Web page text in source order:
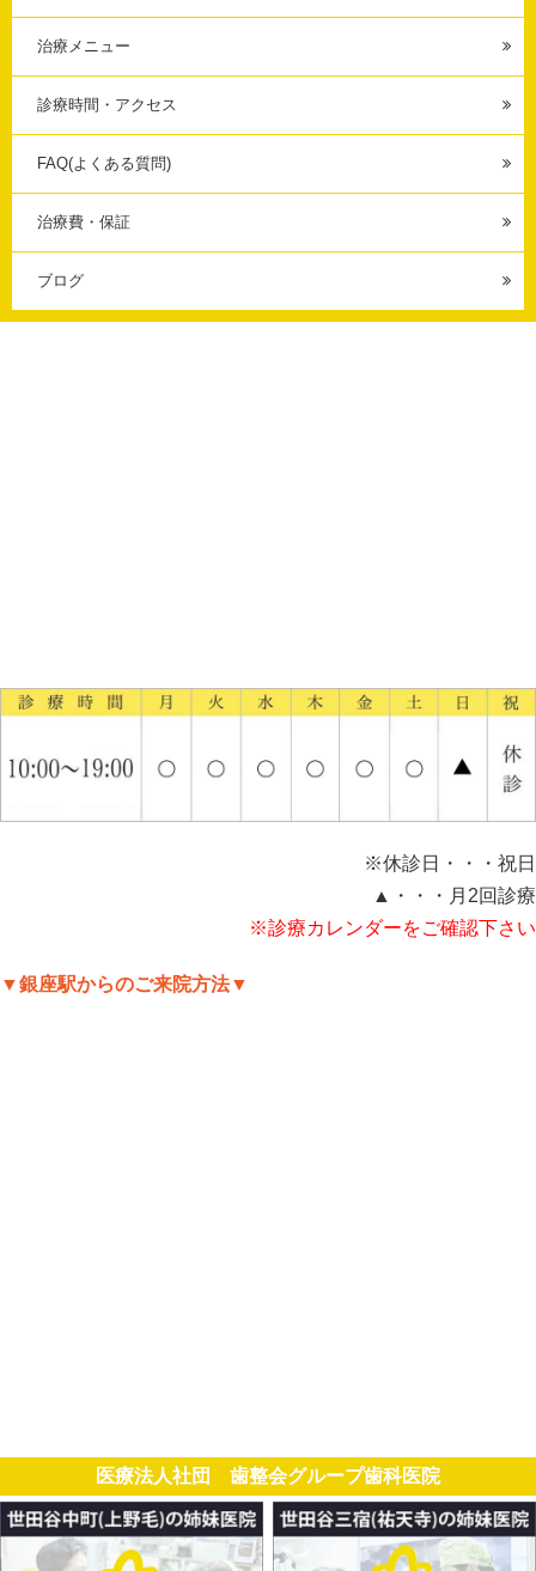
治療メニュー
診療時間・アクセス
FAQ(よくある質問)
治療費・保証
ブログ
※休診日・・・祝日
▲・・・月2回診療
※診療カレンダーをご確認下さい
▼銀座駅からのご来院方法▼
医療法人社団 歯整会グループ歯科医院